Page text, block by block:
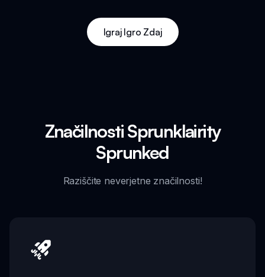
Igraj Igro Zdaj
Značilnosti Sprunklairity
Sprunked
Raziščite neverjetne značilnosti!